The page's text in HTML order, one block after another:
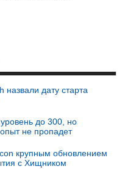
назвали дату старта
до 300, но
не пропадет
крупным обновлением
с Хищником